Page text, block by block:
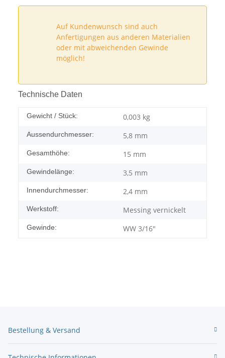
Auf Kundenwunsch sind auch
Anfertigungen aus anderen Materialien
oder mit abweichenden Gewinde
möglich!
Technische Daten
Gewicht / Stück: 0,003 kg
Aussendurchmesser: 5,8 mm
Gesamthöhe: 15 mm
Gewindelänge: 3,5 mm
Innendurchmesser: 2,4 mm
Werkstoff: Messing vernickelt
Gewinde: WW 3/16"
Bestellung & Versand